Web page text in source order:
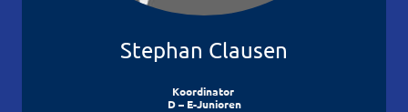
Stephan Clausen
Koordinator
D – E-Junioren